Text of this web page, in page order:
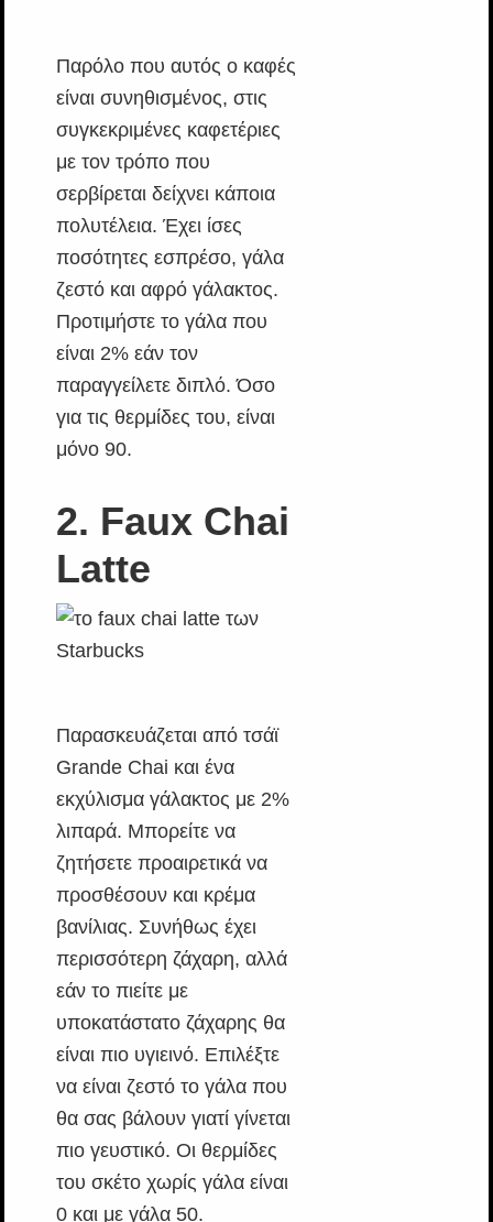
Παρόλο που αυτός ο καφές
είναι συνηθισμένος, στις
συγκεκριμένες καφετέριες
με τον τρόπο που
σερβίρεται δείχνει κάποια
πολυτέλεια. Έχει ίσες
ποσότητες εσπρέσο, γάλα
ζεστό και αφρό γάλακτος.
Προτιμήστε το γάλα που
είναι 2% εάν τον
παραγγείλετε διπλό. Όσο
για τις θερμίδες του, είναι
μόνο 90.
2. Faux Chai
Latte
Παρασκευάζεται από τσάϊ
Grande Chai και ένα
εκχύλισμα γάλακτος με 2%
λιπαρά. Μπορείτε να
ζητήσετε προαιρετικά να
προσθέσουν και κρέμα
βανίλιας. Συνήθως έχει
περισσότερη ζάχαρη, αλλά
εάν το πιείτε με
υποκατάστατο ζάχαρης θα
είναι πιο υγιεινό. Επιλέξτε
να είναι ζεστό το γάλα που
θα σας βάλουν γιατί γίνεται
πιο γευστικό. Οι θερμίδες
του σκέτο χωρίς γάλα είναι
0 και με γάλα 50.